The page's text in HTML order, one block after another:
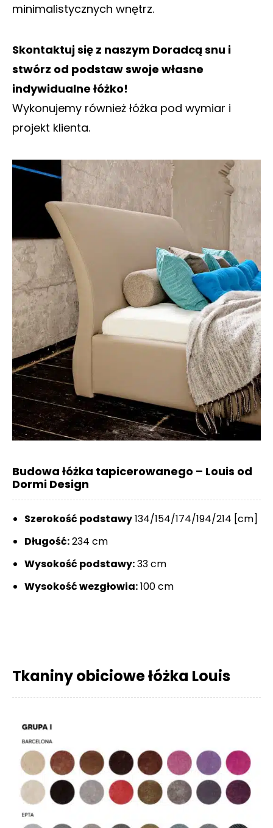
minimalistycznych wnętrz.
Skontaktuj się z naszym Doradcą snu i
stwórz od podstaw swoje własne
indywidualne łóżko!
Wykonujemy również łóżka pod wymiar i
projekt klienta.
Budowa łóżka tapicerowanego – Louis od
Dormi Design
Szerokość podstawy134/154/174/194/214 [cm]
Długość:234 cm
Wysokość podstawy:33 cm
Wysokość wezgłowia:100 cm
Tkaniny obiciowe łóżka Louis